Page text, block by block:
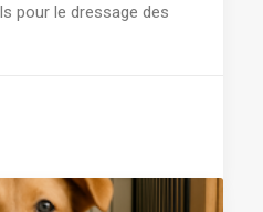
pour le dressage des